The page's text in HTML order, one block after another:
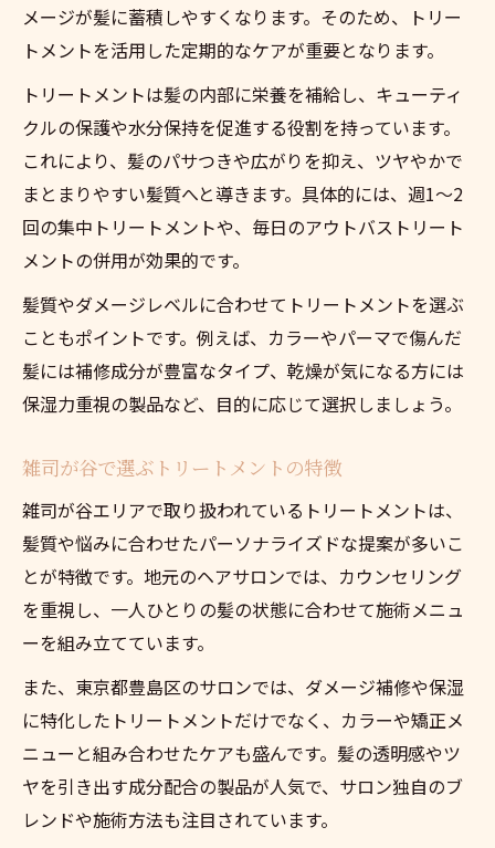
ブロー前のケアでツヤ髪を実現するコツ
東京都豊島区で叶える理想のヘアケア方法
トリートメントで理想の髪を手に入れる方
法
豊島区で注目のヘアケアトレンドを紹介
髪質や悩みに合わせたトリートメント選び
毎日のケアに役立つ簡単ヘアアドバイス
豊島区の美容サロンで体験できるケア技術
美しい髪を目指すならトリートメント活用を
トリートメントが美髪の基本となる理由
理想の髪質に近づくトリートメント術
トリートメントを続けることの大切さ
美しい髪を守るトリートメントの選び方
雑司が谷で話題のブロー前ケアとは
ブロー前ケアに効くトリートメントの秘密
雑司が谷で人気のブロー前ケアを体験
トリートメントが叶えるブローの仕上がり
サロンで実践されるブロー前の新習慣
髪の扱いやすさが変わるケアテクニック
自宅ケアでも差が出るアウトバストリートメン
ト
自宅でできるアウトバストリートメント術
メージが髪に蓄積しやすくなります。そのため、トリー
トメントを活用した定期的なケアが重要となります。
トリートメントは髪の内部に栄養を補給し、キューティ
クルの保護や水分保持を促進する役割を持っています。
これにより、髪のパサつきや広がりを抑え、ツヤやかで
まとまりやすい髪質へと導きます。具体的には、週1～2
回の集中トリートメントや、毎日のアウトバストリート
メントの併用が効果的です。
髪質やダメージレベルに合わせてトリートメントを選ぶ
こともポイントです。例えば、カラーやパーマで傷んだ
髪には補修成分が豊富なタイプ、乾燥が気になる方には
保湿力重視の製品など、目的に応じて選択しましょう。
雑司が谷で選ぶトリートメントの特徴
雑司が谷エリアで取り扱われているトリートメントは、
髪質や悩みに合わせたパーソナライズドな提案が多いこ
とが特徴です。地元のヘアサロンでは、カウンセリング
を重視し、一人ひとりの髪の状態に合わせて施術メニュ
ーを組み立てています。
また、東京都豊島区のサロンでは、ダメージ補修や保湿
に特化したトリートメントだけでなく、カラーや矯正メ
ニューと組み合わせたケアも盛んです。髪の透明感やツ
ヤを引き出す成分配合の製品が人気で、サロン独自のブ
レンドや施術方法も注目されています。